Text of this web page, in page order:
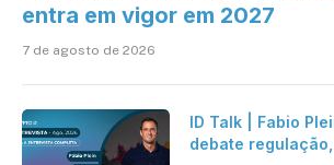
entra em vigor em 2027
7 de agosto de 2026
ID Talk | Fabio
debate